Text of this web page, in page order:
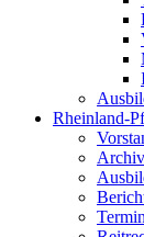
Rheinland-
Archiv